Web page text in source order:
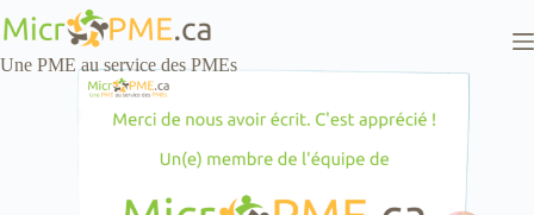
to
Une PME au service des PMEs